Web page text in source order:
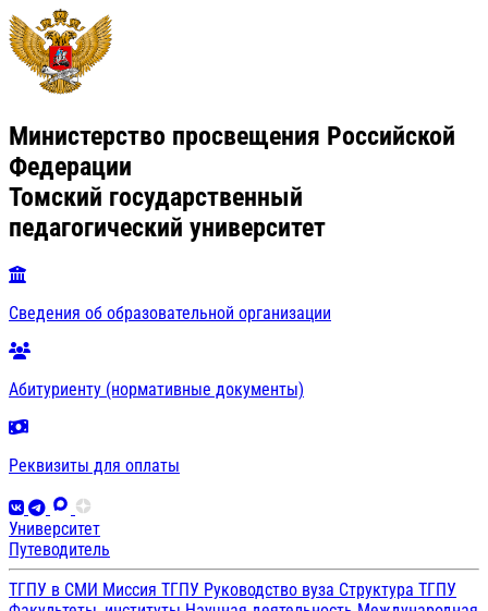
Министерство просвещения Российской
Федерации
Томский государственный
педагогический университет
Сведения об образовательной организации
Абитуриенту (нормативные документы)
Реквизиты для оплаты
Университет
Путеводитель
ТГПУ в СМИ Миссия ТГПУ Руководство вуза Структура ТГПУ